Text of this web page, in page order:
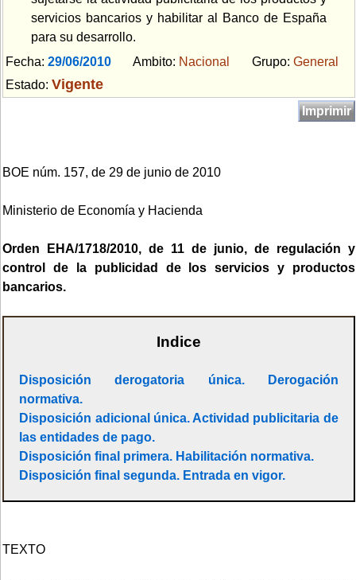
servicios bancarios y habilitar al Banco de España
para su desarrollo.
Fecha: 29/06/2010 Ambito: Nacional Grupo: General
Estado: Vigente
Imprimir
BOE núm. 157, de 29 de junio de 2010
Ministerio de Economía y Hacienda
Orden EHA/1718/2010, de 11 de junio, de regulación y
control de la publicidad de los servicios y productos
bancarios.
Indice
Disposición derogatoria única. Derogación
normativa.
Disposición adicional única. Actividad publicitaria de
las entidades de pago.
Disposición final primera. Habilitación normativa.
Disposición final segunda. Entrada en vigor.
TEXTO